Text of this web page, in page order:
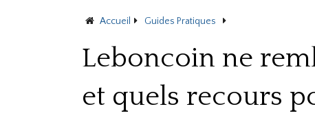
Accueil Guides Pratiques
Leboncoin ne
et quels recours